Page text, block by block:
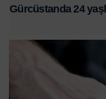
Gürcüstanda 24